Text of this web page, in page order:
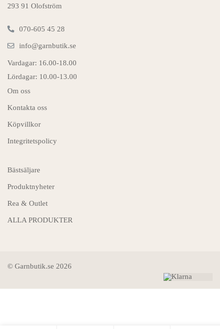
293 91 Olofström
070-605 45 28
info@garnbutik.se
Vardagar: 16.00-18.00
Lördagar: 10.00-13.00
Om oss
Kontakta oss
Köpvillkor
Integritetspolicy
Bästsäljare
Produktnyheter
Rea & Outlet
ALLA PRODUKTER
© Garnbutik.se 2026